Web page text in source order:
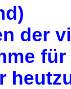
der
für